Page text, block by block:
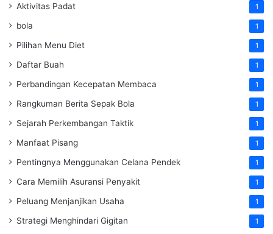
Aktivitas Padat 1
bola 1
Pilihan Menu Diet 1
Daftar Buah 1
Perbandingan Kecepatan Membaca 1
Rangkuman Berita Sepak Bola 1
Sejarah Perkembangan Taktik 1
Manfaat Pisang 1
Pentingnya Menggunakan Celana Pendek 1
Cara Memilih Asuransi Penyakit 1
Peluang Menjanjikan Usaha 1
Strategi Menghindari Gigitan 1